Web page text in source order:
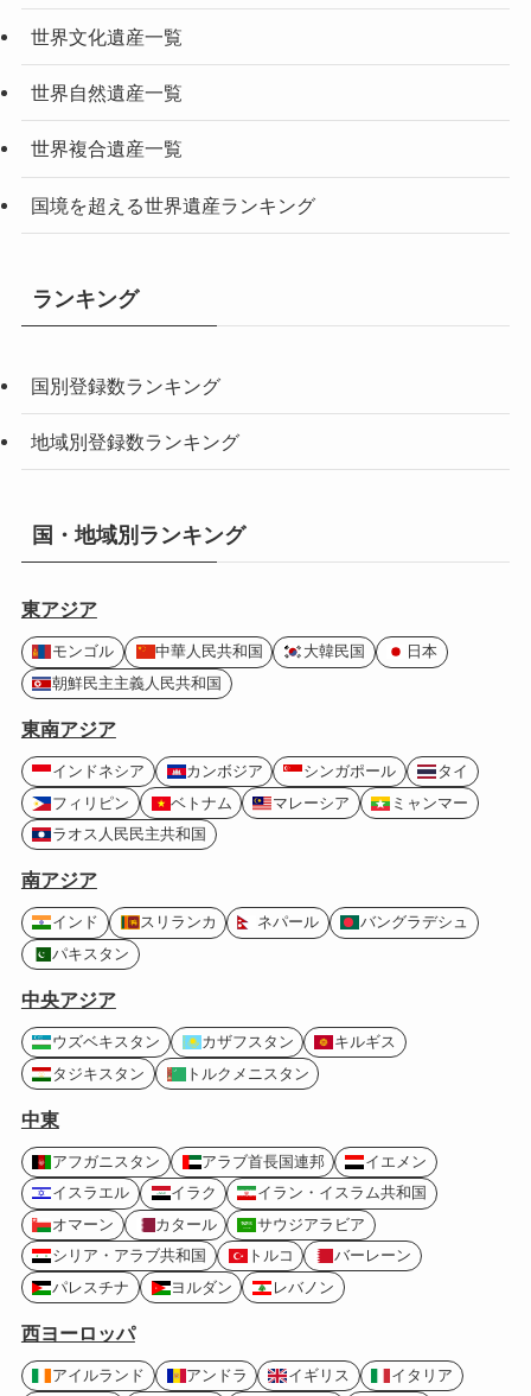
世界文化遺産一覧
世界自然遺産一覧
世界複合遺産一覧
国境を超える世界遺産ランキング
ランキング
国別登録数ランキング
地域別登録数ランキング
国・地域別ランキング
東アジア
モンゴル 中華人民共和国 大韓民国
日本
朝鮮民主主義人民共和国
東南アジア
インドネシア カンボジア シンガポール
タイ
フィリピン
ベトナム マレーシア
ミャンマー
ラオス人民民主共和国
南アジア
インド スリランカ ネパール
バングラデシュ
パキスタン
中央アジア
ウズベキスタン カザフスタン
キルギス
タジキスタン
トルクメニスタン
中東
アフガニスタン アラブ首長国連邦
イエメン
イスラエル
イラク
イラン・イスラム共和国
オマーン
カタール
サウジアラビア
シリア・アラブ共和国
トルコ
バーレーン
パレスチナ
ヨルダン レバノン
西ヨーロッパ
アイルランド アンドラ イギリス
イタリア